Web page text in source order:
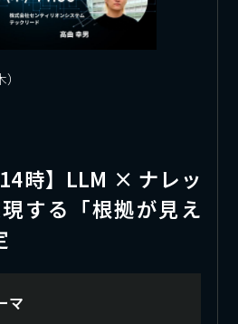
時】LLM × ナレッ
する「根拠が見え
マ